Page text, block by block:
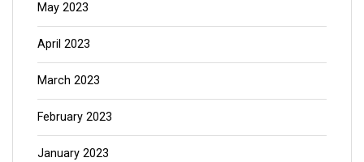
May 2023
April 2023
March 2023
February 2023
January 2023